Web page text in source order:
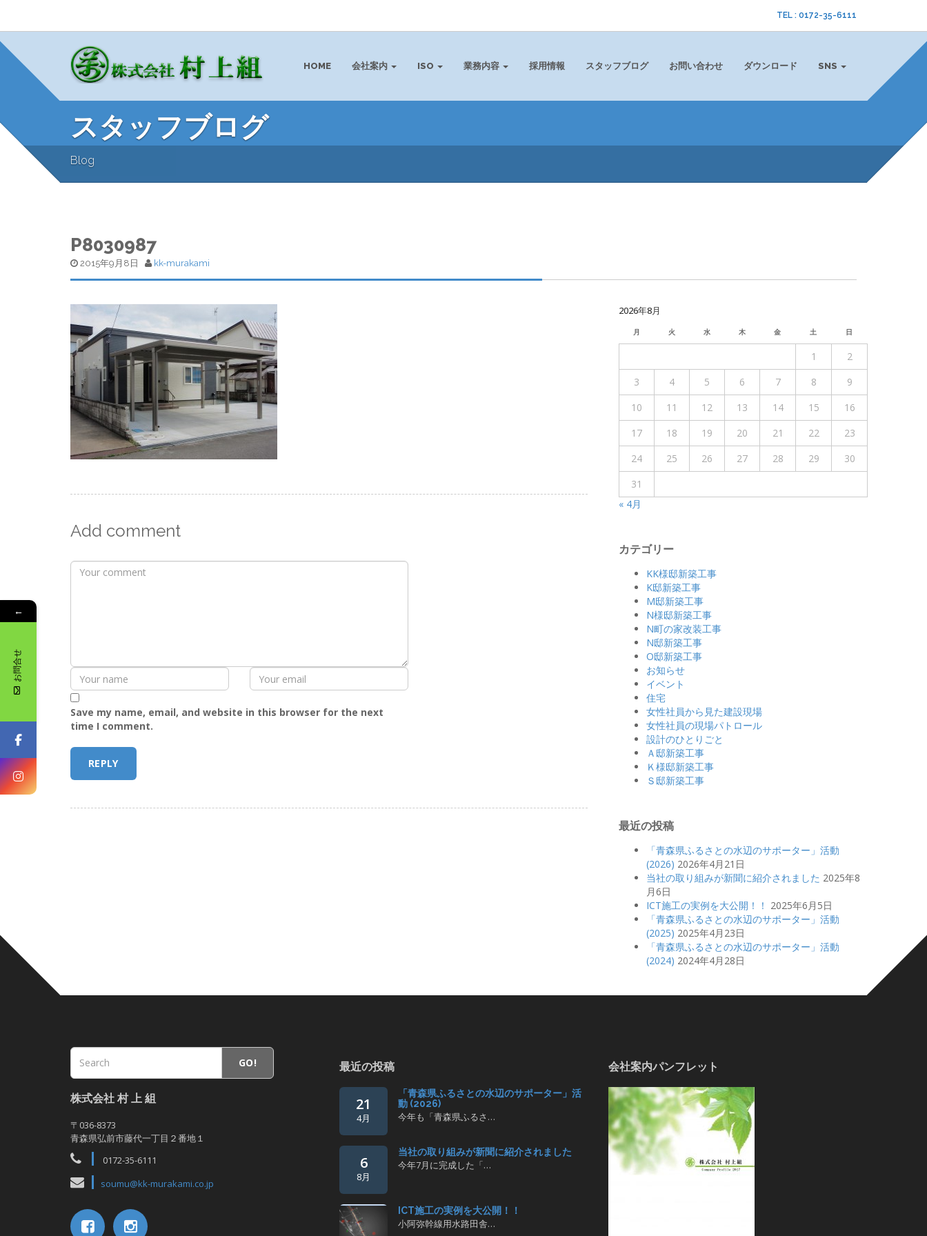
TEL : 0172-35-6111
HOME 会社案内 ISO 業務内容 採用情報 スタッフブログ お問い合わせ ダウンロード SNS
スタッフブログ
Blog
P8030987
2015年9月8日 kk-murakami
Add comment
Save my name, email, and website in this browser for the next
time I comment.
2026年8月
月 火 水 木 金 土 日
1
2
3
4 5 6 7 8
9
10
11 12 13 14 15
16
17
18 19 20 21 22
23
24
25 26 27 28 29
30
31
« 4月
カテゴリー
KK様邸新築工事
K邸新築工事
M邸新築工事
N様邸新築工事
N町の家改装工事
N邸新築工事
O邸新築工事
お知らせ
イベント
住宅
女性社員から見た建設現場
女性社員の現場パトロール
設計のひとりごと
Ａ邸新築工事
Ｋ様邸新築工事
Ｓ邸新築工事
最近の投稿
「青森県ふるさとの水辺のサポーター」活動
(2026) 2026年4月21日
当社の取り組みが新聞に紹介されました 2025年8
月6日
ICT施工の実例を大公開！！ 2025年6月5日
「青森県ふるさとの水辺のサポーター」活動
(2025) 2025年4月23日
「青森県ふるさとの水辺のサポーター」活動
(2024) 2024年4月28日
GO!
株式会社 村 上 組
〒036-8373
青森県弘前市藤代一丁目２番地１
0172-35-6111
soumu@kk-murakami.co.jp
最近の投稿
21
4月
「青森県ふるさとの水辺のサポーター」活
動 (2026)
今年も「青森県ふるさ…
6
8月
当社の取り組みが新聞に紹介されました
今年7月に完成した「…
ICT施工の実例を大公開！！
小阿弥幹線用水路田舎…
会社案内パンフレット
←
お問合せ